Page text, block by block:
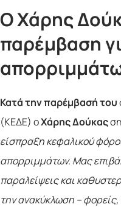
O Χάρης
παρέμβαση
Κατά την παρέμβασή του
(ΚΕΔΕ) οΧάρης Δούκας
είσπραξη κεφαλικού
απορριμμάτων. Μας
παραλείψεις και
την ανακύκλωση –